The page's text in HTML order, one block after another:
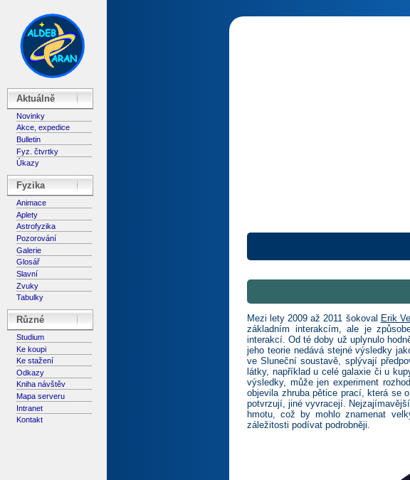
Aktuálně
Novinky
Akce, expedice
Bulletin
Fyz. čtvrtky
Úkazy
Fyzika
Animace
Aplety
Astrofyzika
Pozorování
Galerie
Glosář
Slavní
Zvuky
Tabulky
Různé
Studium
Ke koupi
Ke stažení
Odkazy
Kniha návštěv
Mapa serveru
Intranet
Kontakt
Mezi lety 2009 až 2011 šokoval Erik
základním interakcím, ale je
interakcí. Od té doby už uplynulo
jeho teorie nedává stejné výsledky
ve Sluneční soustavě, splývají
látky, například u celé galaxie či u
výsledky, může jen experiment
objevila zhruba pětice prací, která se
potvrzují, jiné vyvracejí.
hmotu, což by mohlo znamenat
záležitosti podívat podrobněji.